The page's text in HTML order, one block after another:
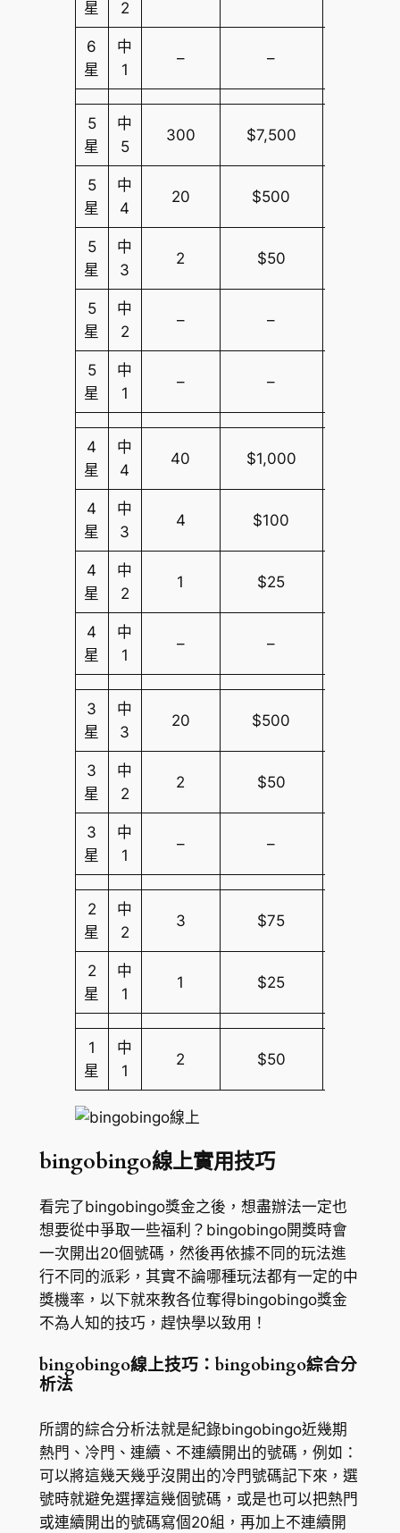
星 2
6
星
中
1
– –
5
星
中
5
300 $7,500
5
星
中
4
20 $500
5
星
中
3
2 $50
5
星
中
2
– –
5
星
中
1
– –
4
星
中
4
40 $1,000
4
星
中
3
4 $100
4
星
中
2
1 $25
4
星
中
1
– –
3
星
中
3
20 $500
3
星
中
2
2 $50
3
星
中
1
– –
2
星
中
2
3 $75
2
星
中
1
1 $25
1
星
中
1
2 $50
bingobingo線上實用技巧
看完了bingobingo獎金之後，想盡辦法一定也
想要從中爭取一些福利？bingobingo開獎時會
一次開出20個號碼，然後再依據不同的玩法進
行不同的派彩，其實不論哪種玩法都有一定的中
獎機率，以下就來教各位奪得bingobingo獎金
不為人知的技巧，趕快學以致用！
bingobingo線上技巧：bingobingo綜合分
析法
所謂的綜合分析法就是紀錄bingobingo近幾期
熱門、冷門、連續、不連續開出的號碼，例如：
可以將這幾天幾乎沒開出的冷門號碼記下來，選
號時就避免選擇這幾個號碼，或是也可以把熱門
或連續開出的號碼寫個20組，再加上不連續開